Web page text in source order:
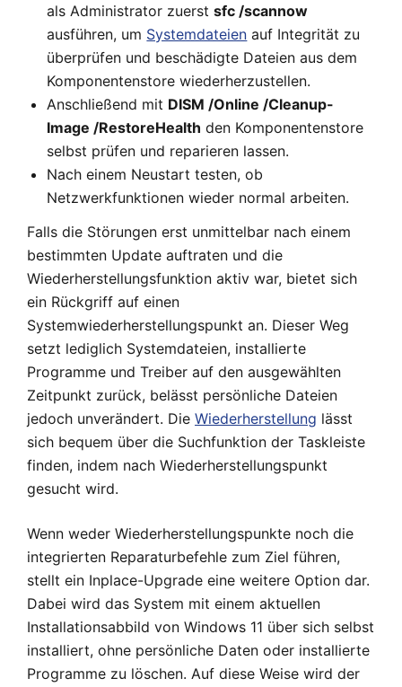
als Administrator zuerstsfc /scannow
ausführen, um Systemdateien auf Integrität zu
überprüfen und beschädigte Dateien aus dem
Komponentenstore wiederherzustellen.
Anschließend mit DISM /Online /Cleanup-
Image /RestoreHealth den Komponentenstore
selbst prüfen und reparieren lassen.
Nach einem Neustart testen, ob
Netzwerkfunktionen wieder normal arbeiten.
Falls die Störungen erst unmittelbar nach einem
bestimmten Update auftraten und die
Wiederherstellungsfunktion aktiv war, bietet sich
ein Rückgriff auf einen
Systemwiederherstellungspunkt an. Dieser Weg
setzt lediglich Systemdateien, installierte
Programme und Treiber auf den ausgewählten
Zeitpunkt zurück, belässt persönliche Dateien
jedoch unverändert. Die Wiederherstellung lässt
sich bequem über die Suchfunktion der Taskleiste
finden, indem nach Wiederherstellungspunkt
gesucht wird.
Wenn weder Wiederherstellungspunkte noch die
integrierten Reparaturbefehle zum Ziel führen,
stellt ein Inplace-Upgrade eine weitere Option dar.
Dabei wird das System mit einem aktuellen
Installationsabbild von Windows 11 über sich selbst
installiert, ohne persönliche Daten oder installierte
Programme zu löschen. Auf diese Weise wird der